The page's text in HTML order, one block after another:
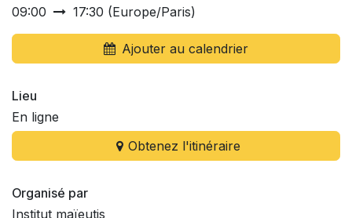
09:00
17:30 (Europe/Paris)
Ajouter au calendrier
Lieu
En ligne
Obtenez l'itinéraire
Organisé par
Institut maïeutis